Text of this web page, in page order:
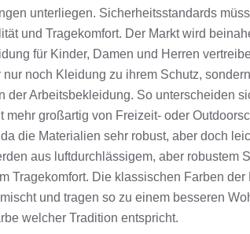
unterliegen. Sicherheitsstandards
und Tragekomfort. Der Markt wird
für Kinder, Damen und Herren
nur noch Kleidung zu ihrem Schutz,
der Arbeitsbekleidung. So unterscheiden
mehr großartig von Freizeit- oder
die Materialien sehr robust, aber doch
aus luftdurchlässigem, aber robustem
Tragekomfort. Die klassischen Farben
und tragen so zu einem besseren
welcher Tradition entspricht.